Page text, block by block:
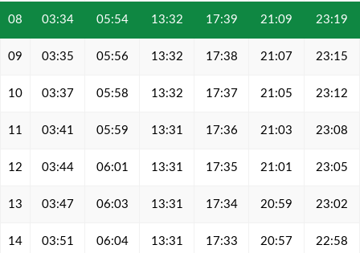
08 03:34 05:54 13:32 17:39 21:09 23:19
09 03:35 05:56 13:32 17:38 21:07 23:15
10 03:37 05:58 13:32 17:37 21:05 23:12
11 03:41 05:59 13:31 17:36 21:03 23:08
12 03:44 06:01 13:31 17:35 21:01 23:05
13 03:47 06:03 13:31 17:34 20:59 23:02
14 03:51 06:04 13:31 17:33 20:57 22:58